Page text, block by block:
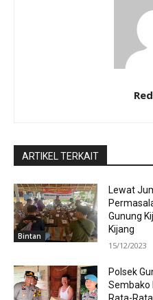
ARTIKEL TERKAIT
Bintan
Lewat
Gunung
Kijang
15/12/2023
Polsek
Sembako
Rata-